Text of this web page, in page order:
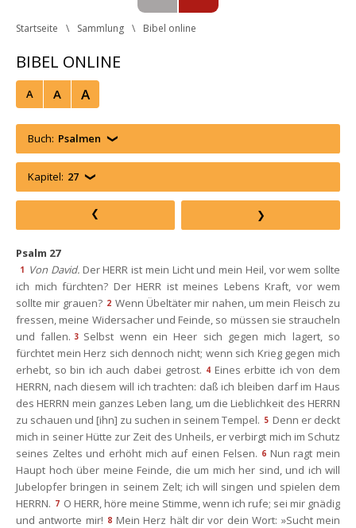
Startseite Sammlung Bibel online
BIBEL ONLINE
A A A
Buch: Psalmen
Kapitel: 27
Psalm 27
1 Von David. Der HERR ist mein Licht und mein Heil, vor wem sollte
ich mich fürchten? Der HERR ist meines Lebens Kraft, vor wem
ollte mir grauen? 2 Wenn Übeltäter mir nahen, um mein Fleisch zu
fressen, meine Widersacher und Feinde, so müssen sie straucheln
und fallen. 3 Selbst wenn ein Heer sich gegen mich lagert, so
fürchtet mein Herz sich dennoch nicht; wenn sich Krieg gegen mich
erhebt, so bin ich auch dabei getrost. 4 Eines erbitte ich von dem
HERRN, nach diesem will ich trachten: daß ich bleiben darf im Haus
des HERRN mein ganzes Leben lang, um die Lieblichkeit des HERRN
zu schauen und [ihn] zu suchen in seinem Tempel. 5 Denn er deckt
mich in seiner Hütte zur Zeit des Unheils, er verbirgt mich im Schutz
eines Zeltes und erhöht mich auf einen Felsen. 6 Nun ragt mein
Haupt hoch über meine Feinde, die um mich her sind, und ich will
Jubelopfer bringen in seinem Zelt; ich will singen und spielen dem
HERRN. 7 O HERR, höre meine Stimme, wenn ich rufe; sei mir gnädig
und antworte mir! 8 Mein Herz hält dir vor dein Wort: »Sucht mein